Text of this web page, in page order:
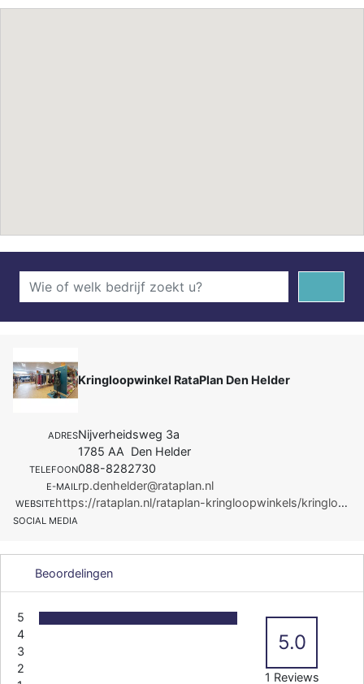
Kringloopwinkel RataPlan Den Helder
ADRESNijverheidsweg 3a
1785 AA Den Helder
TELEFOON088-8282730
E-MAILrp.denhelder@rataplan.nl
WEBSITE https://rataplan.nl/rataplan-kringloopwinkels/kringloopwinkel-rataplan-den-helder/
SOCIAL MEDIA
Beoordelingen
5
4
3
2
5.0
1 Reviews